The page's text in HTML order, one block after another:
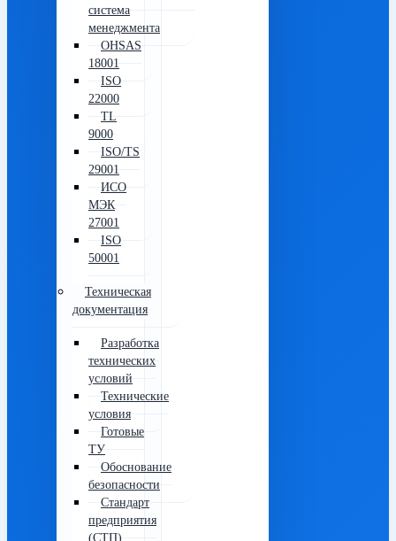
система
менеджмента
OHSAS
18001
ISO
22000
TL
9000
ISO/TS
29001
ИСО
МЭК
27001
ISO
50001
Техническая
документация
Разработка
технических
условий
Технические
условия
Готовые
ТУ
Обоснование
безопасности
Стандарт
предприятия
(СТП)